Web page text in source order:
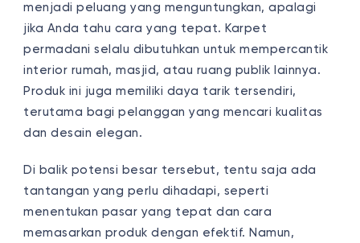
menjadi peluang yang menguntungkan, apalagi
jika Anda tahu cara yang tepat. Karpet
permadani selalu dibutuhkan untuk mempercantik
interior rumah, masjid, atau ruang publik lainnya.
Produk ini juga memiliki daya tarik tersendiri,
terutama bagi pelanggan yang mencari kualitas
dan desain elegan.
Di balik potensi besar tersebut, tentu saja ada
tantangan yang perlu dihadapi, seperti
menentukan pasar yang tepat dan cara
memasarkan produk dengan efektif. Namun,